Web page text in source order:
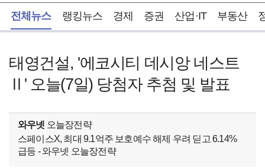
전체뉴스 랭킹뉴스 경제 증권 산업·IT 부동산
태영건설, '에코시티 데시앙 네스트
Ⅱ' 오늘(7일) 당첨자 추첨 및 발표
와우넷 오늘장전략
스페이스X, 최대 9.1억주 보호예수 해제 우려 딛고 6.14%
급등 - 와우넷 오늘장전략